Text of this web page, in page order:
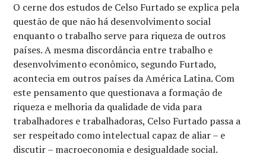
O cerne dos estudos de Celso Furtado se explica pela
questão de que não há desenvolvimento social
enquanto o trabalho serve para riqueza de outros
países. A mesma discordância entre trabalho e
desenvolvimento econômico, segundo Furtado,
acontecia em outros países da América Latina. Com
este pensamento que questionava a formação de
riqueza e melhoria da qualidade de vida para
trabalhadores e trabalhadoras, Celso Furtado passa a
ser respeitado como intelectual capaz de aliar – e
discutir – macroeconomia e desigualdade social.